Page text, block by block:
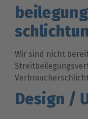
Wir sind nicht
Design /